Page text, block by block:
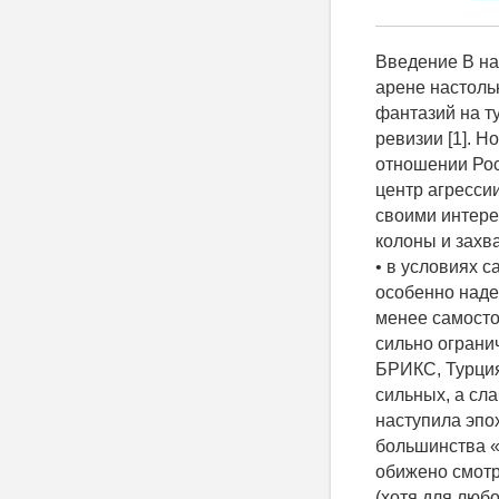
Введение В настоящее время геополитические процессы, протекающие на мировой арене настолько многообразны и активны, что любой прогноз превращается в форму фантазий на ту или иную тему. Системы международных отношения подвергаются ревизии [1]. Но со стопроцентной уверенностью можно утверждать: • агрессивность в отношении России со стороны стран Запада и их приспешников многократно возросла; • центр агрессии и кукловоды расположены в США, которые руководствуются только своими интересами, целью которых является развал России изнутри с помощью пятой колоны и захват ее ресурсов, а также ослабление Европы как экономического соперника; • в условиях санкций необходимо рассчитывать только на свои собственные силы и не особенно надеяться на помощь со стороны стран, которые пытаются вести более или менее самостоятельную игру на геополитическом поле, так как их самостоятельность сильно ограничена экономическими и политическими связями с США и ЕС (страны БРИКС, Турция и т.д.); • исторический опыт показывает, что на мировой арене уважают сильных, а слабых только «пользуют»; • эйфория начала 90-х, связанная с тем, что якобы наступила эпоха любви и дружбы с США и странами Запада у подавляющего большинства «демократов» прошла и теперь они буквально со слезами на глазах, обижено смотрят на США, спрашивая себя, чем же они так провинились перед ними (хотя для любого здравомыслящего человека было и в 90-е понятно, что враг №1 это США и никто никаких иллюзий о дружбе и любви не испытывал). Что такое Россия? Это 1/6 материковых земель, около 40 процентов мировых полезных ископаемых, подавляющее число источников питьевой воды. В то же самое время на